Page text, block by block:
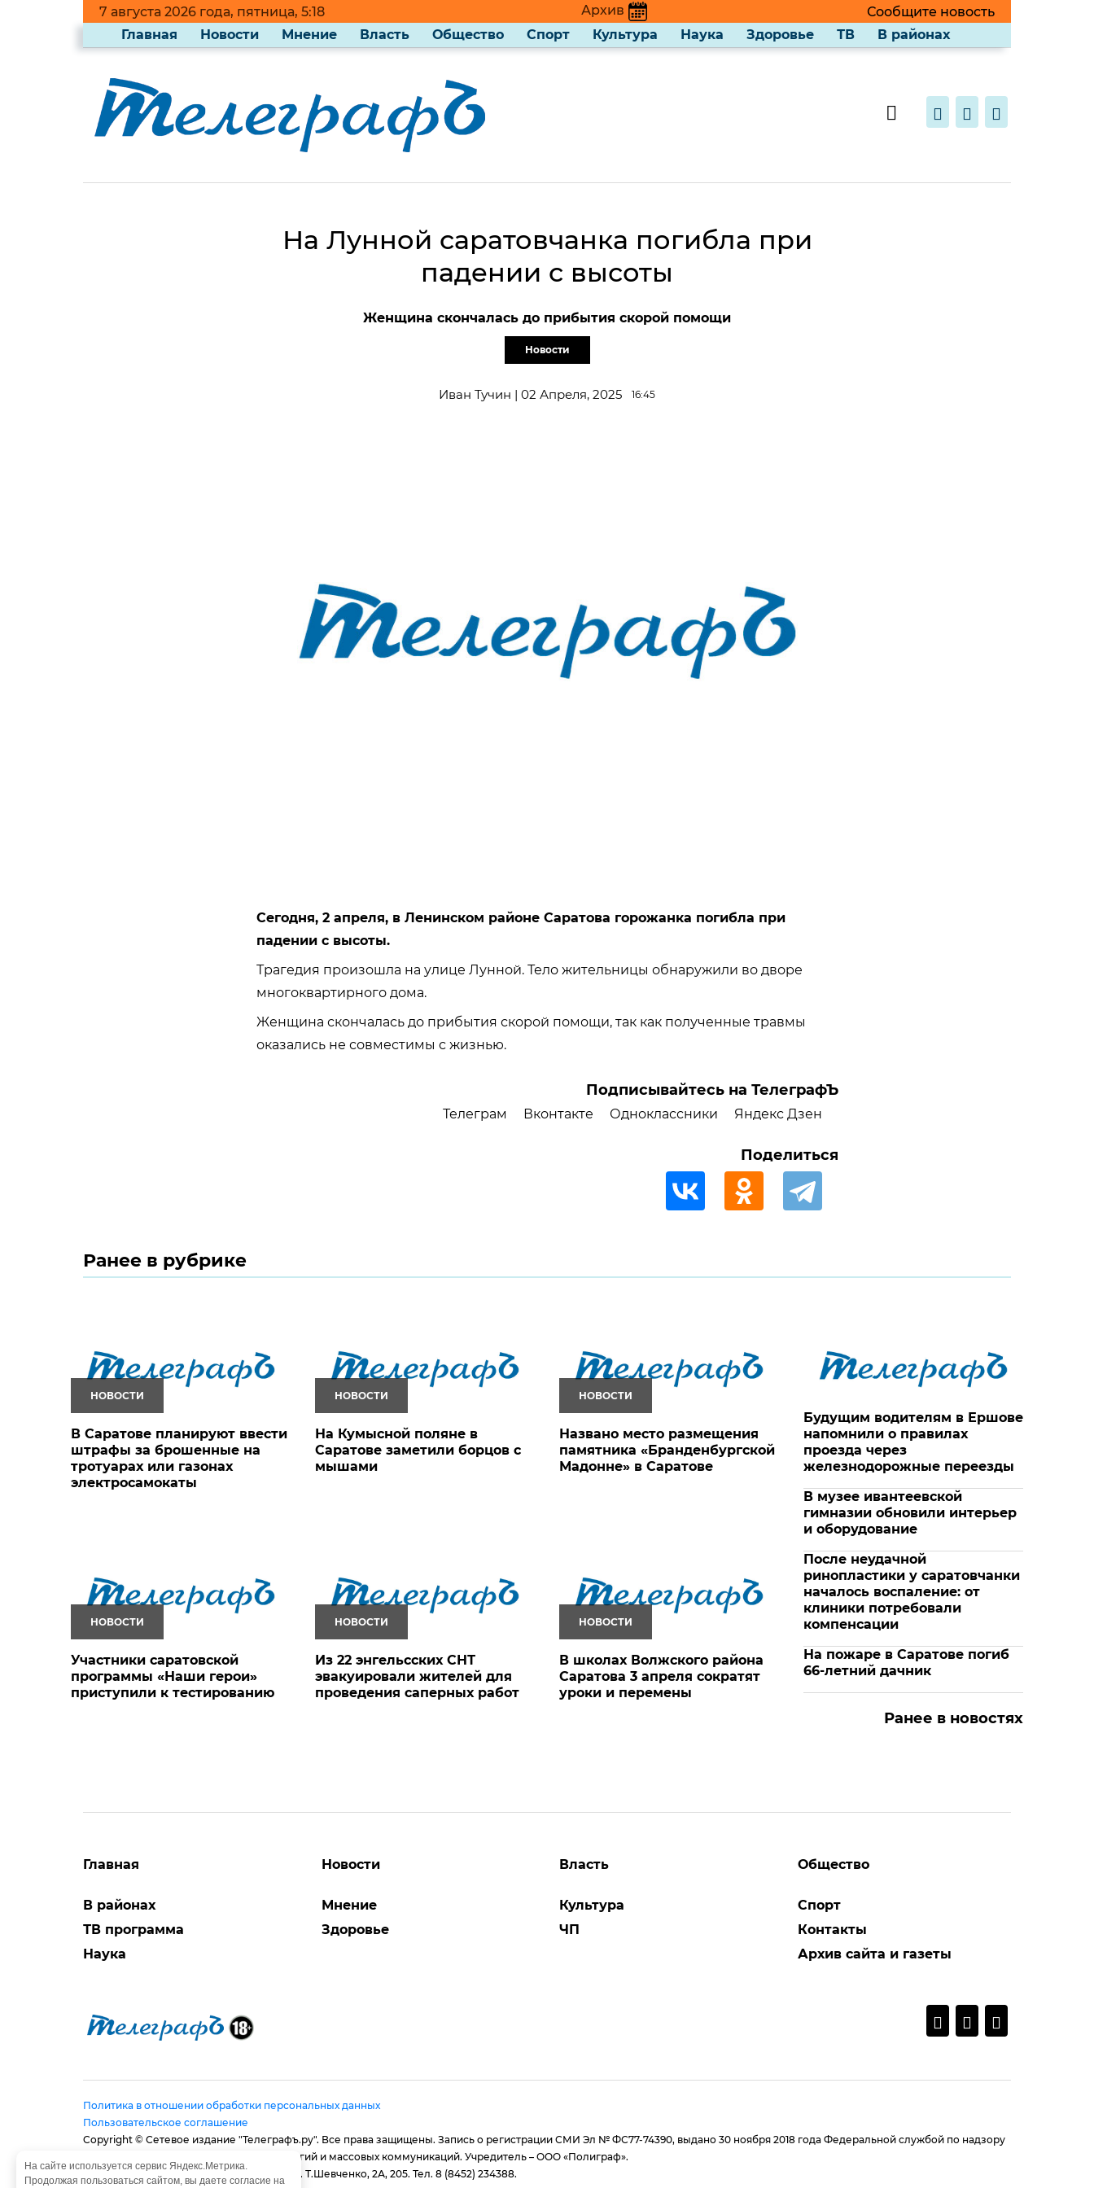
7 августа 2026 года, пятница, 5:18 Архив
Сообщите новость
Главная
Новости Мнение Власть Общество Спорт Культура Наука Здоровье ТВ В районах
На Лунной саратовчанка погибла при
падении с высоты
Женщина скончалась до прибытия скорой помощи
Новости
Иван Тучин | 02 Апреля, 2025 16:45
Сегодня, 2 апреля, в Ленинском районе Саратова горожанка погибла при
падении с высоты.
Трагедия произошла на улице Лунной. Тело жительницы обнаружили во дворе
многоквартирного дома.
Женщина скончалась до прибытия скорой помощи, так как полученные травмы
оказались не совместимы с жизнью.
Подписывайтесь на ТелеграфЪ
Телеграм Вконтакте Одноклассники Яндекс Дзен
Поделиться
Ранее в рубрике
НОВОСТИ
В Саратове планируют ввести
штрафы за брошенные на
тротуарах или газонах
электросамокаты
НОВОСТИ
На Кумысной поляне в
Саратове заметили борцов с
мышами
НОВОСТИ
Названо место размещения
памятника «Бранденбургской
Мадонне» в Саратове
НОВОСТИ
Участники саратовской
программы «Наши герои»
приступили к тестированию
НОВОСТИ
Из 22 энгельсских СНТ
эвакуировали жителей для
проведения саперных работ
НОВОСТИ
В школах Волжского района
Саратова 3 апреля сократят
уроки и перемены
Будущим водителям в Ершове
напомнили о правилах
проезда через
железнодорожные переезды
В музее ивантеевской
гимназии обновили интерьер
и оборудование
После неудачной
ринопластики у саратовчанки
началось воспаление: от
клиники потребовали
компенсации
На пожаре в Саратове погиб
66-летний дачник
Ранее в новостях
Главная
В районах
ТВ программа
Наука
Новости
Мнение
Здоровье
Власть
Культура
ЧП
Общество
Спорт
Контакты
Архив сайта и газеты
Политика в отношении обработки персональных данных
Пользовательское соглашение
Copyright © Сетевое издание "Телеграфъ.ру". Все права защищены. Запись о регистрации СМИ Эл № ФС77-74390, выдано 30 ноября 2018 года Федеральной службой по надзору
в сфере связи, информационных технологий и массовых коммуникаций. Учредитель – ООО «Полиграф».
Адрес редакции: 410056, г. Саратов, ул. им. Т.Шевченко, 2А, 205. Тел. 8 (8452) 234388.
На сайте используется сервис Яндекс.Метрика.
Продолжая пользоваться сайтом, вы даете согласие на